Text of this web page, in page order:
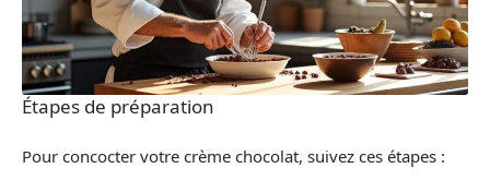
Étapes de préparation
Pour concocter votre crème chocolat, suivez ces étapes :